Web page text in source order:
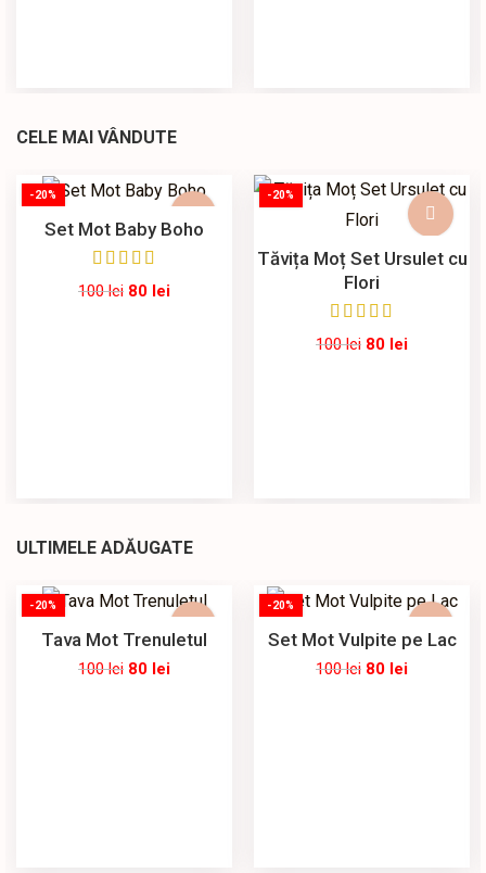
CELE MAI VÂNDUTE
-20%
Set Mot Baby Boho
100lei 80 lei
-20%
Tăvița Moț Set Ursulet cu
Flori
100lei 80 lei
ULTIMELE ADĂUGATE
-20%
Tava Mot Trenuletul
100lei 80 lei
-20%
Set Mot Vulpite pe Lac
100lei 80 lei